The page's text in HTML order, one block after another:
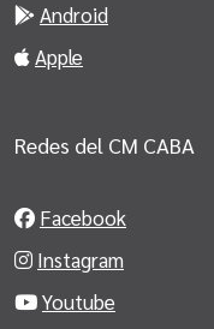
Android
Apple
Redes del CM CABA
Facebook
Instagram
Youtube